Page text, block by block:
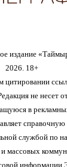
издание
2026. 18+
цитировании
не несет
в
службой по
массовых